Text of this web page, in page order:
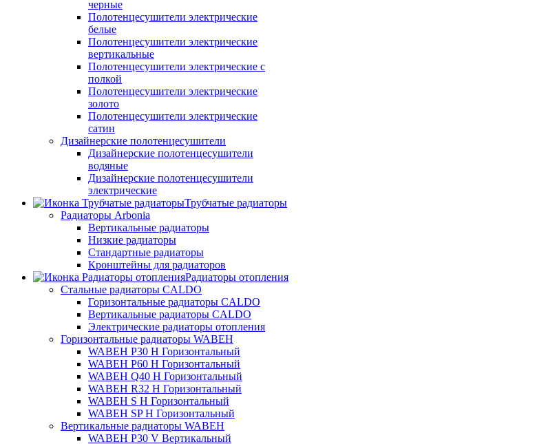
черные
Полотенцесушители электрические
белые
Полотенцесушители электрические
вертикальные
Полотенцесушители электрические с
полкой
Полотенцесушители электрические
золото
Полотенцесушители электрические
сатин
Дизайнерские полотенцесушители
Дизайнерские полотенцесушители
водяные
Дизайнерские полотенцесушители
электрические
Трубчатые радиаторы
Радиаторы Arbonia
Вертикальные радиаторы
Низкие радиаторы
Стандартные радиаторы
Кронштейны для радиаторов
Радиаторы отопления
Стальные радиаторы CALDO
Горизонтальные радиаторы CALDO
Вертикальные радиаторы CALDO
Электрические радиаторы отопления
Горизонтальные радиаторы WABEH
WABEH P30 H Горизонтальный
WABEH P60 H Горизонтальный
WABEH Q40 H Горизонтальный
WABEH R32 H Горизонтальный
WABEH S H Горизонтальный
WABEH SP H Горизонтальный
Вертикальные радиаторы WABEH
WABEH P30 V Вертикальный